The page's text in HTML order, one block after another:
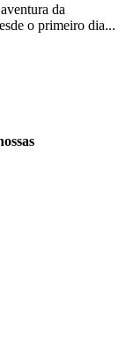
da
o primeiro dia...